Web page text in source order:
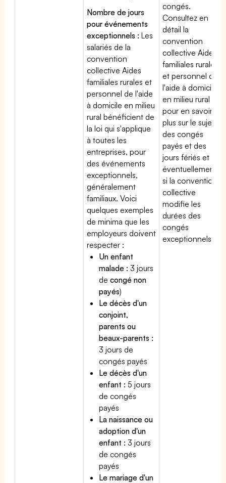
Nombre de jours
pour événements
exceptionnels : Les
salariés de la
convention
collective Aides
familiales rurales et
personnel de l'aide
à domicile en milieu
rural bénéficient de
la loi qui s'applique
à toutes les
entreprises, pour
des événements
exceptionnels,
généralement
familiaux. Voici
quelques exemples
de minima que les
employeurs doivent
respecter :
Un enfant
malade : 3 jours
decongé non
payés)
Le décès d'un
conjoint,
parents ou
beaux-parents :
3 jours de
congés payés
Le décès d'un
enfant : 5 jours
de congés
payés
La naissance ou
adoption d'un
enfant : 3 jours
de congés
payés
Le mariage d'un
congés.
Consultez en
détail la
convention
collective Aides
familiales rurales
et personnel de
l'aide à domicile
en milieu rural
pour en savoir
plus sur le sujet
des congés
payés et des
jours fériés et
éventuellement
si la convention
collective
modifie les
durées des
congés
exceptionnels.